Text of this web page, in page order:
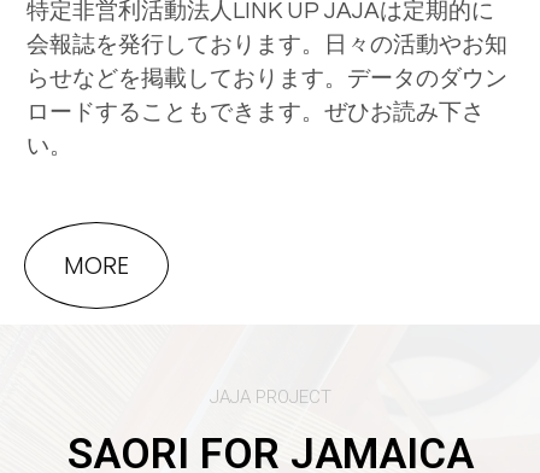
特定非営利活動法人LINK UP JAJAは定期的に
会報誌を発行しております。日々の活動やお知
らせなどを掲載しております。データのダウン
ロードすることもできます。ぜひお読み下さ
い。
MORE
JAJA PROJECT
SAORI FOR JAMAICA